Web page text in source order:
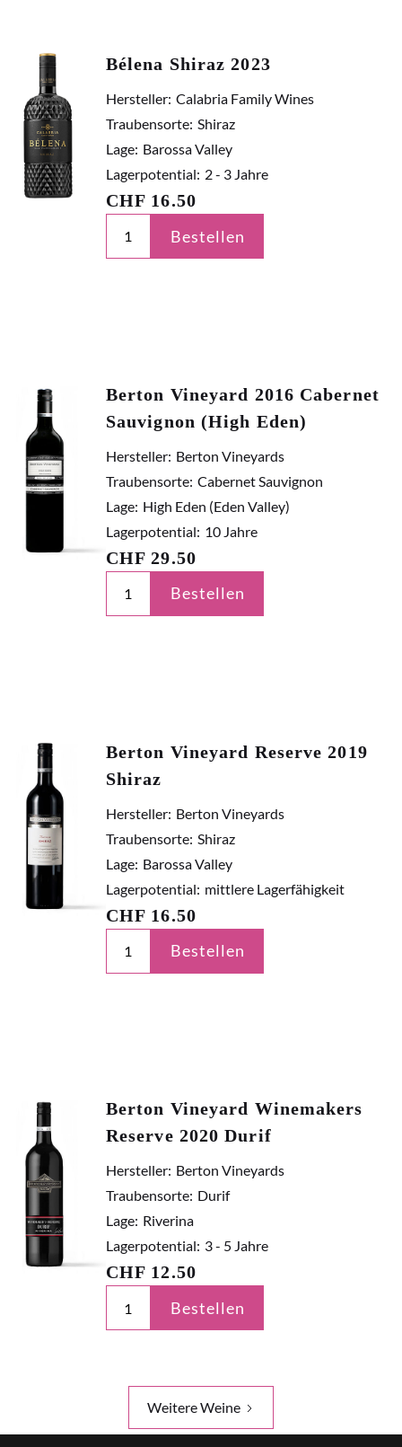
Bélena Shiraz 2023
Hersteller: Calabria Family Wines
Traubensorte: Shiraz
Lage: Barossa Valley
Lagerpotential: 2 - 3 Jahre
CHF 16.50
Bestellen
Berton Vineyard 2016 Cabernet
Sauvignon (High Eden)
Hersteller: Berton Vineyards
Traubensorte: Cabernet Sauvignon
Lage: High Eden (Eden Valley)
Lagerpotential: 10 Jahre
CHF29.50
Bestellen
Berton Vineyard Reserve 2019
Shiraz
Hersteller: Berton Vineyards
Traubensorte: Shiraz
Lage: Barossa Valley
Lagerpotential: mittlere Lagerfähigkeit
CHF 16.50
Bestellen
Berton Vineyard Winemakers
Reserve 2020 Durif
Hersteller: Berton Vineyards
Traubensorte: Durif
Lage: Riverina
Lagerpotential: 3 - 5 Jahre
CHF 12.50
Bestellen
Weitere Weine